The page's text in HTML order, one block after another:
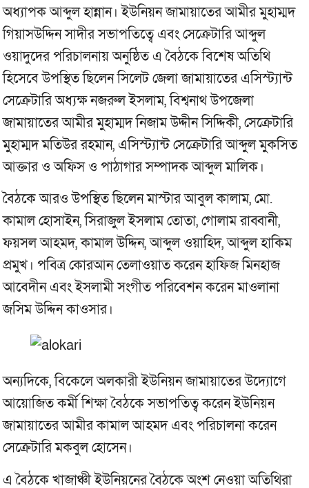
অধ্যাপক আব্দুল হান্নান। ইউনিয়ন জামায়াতের আমীর মুহাম্মদ
গিয়াসউদ্দিন সাদীর সভাপতিত্বে এবং সেক্রেটারি আব্দুল
ওয়াদুদের পরিচালনায় অনুষ্ঠিত এ বৈঠকে বিশেষ অতিথি
হিসেবে উপস্থিত ছিলেন সিলেট জেলা জামায়াতের এসিস্ট্যান্ট
সেক্রেটারি অধ্যক্ষ নজরুল ইসলাম, বিশ্বনাথ উপজেলা
জামায়াতের আমীর মুহাম্মদ নিজাম উদ্দীন সিদ্দিকী, সেক্রেটারি
মুহাম্মদ মতিউর রহমান, এসিস্ট্যান্ট সেক্রেটারি আব্দুল মুকসিত
আক্তার ও অফিস ও পাঠাগার সম্পাদক আব্দুল মালিক।
বৈঠকে আরও উপস্থিত ছিলেন মাস্টার আবুল কালাম, মো.
কামাল হোসাইন, সিরাজুল ইসলাম তোতা, গোলাম রাব্বানী,
ফয়সল আহমদ, কামাল উদ্দিন, আব্দুল ওয়াহিদ, আব্দুল হাকিম
প্রমুখ। পবিত্র কোরআন তেলাওয়াত করেন হাফিজ মিনহাজ
আবেদীন এবং ইসলামী সংগীত পরিবেশন করেন মাওলানা
জসিম উদ্দিন কাওসার।
অন্যদিকে, বিকেলে অলকারী ইউনিয়ন জামায়াতের উদ্যোগে
আয়োজিত কর্মী শিক্ষা বৈঠকে সভাপতিত্ব করেন ইউনিয়ন
জামায়াতের আমীর কামাল আহমদ এবং পরিচালনা করেন
সেক্রেটারি মকবুল হোসেন।
এ বৈঠকে খাজাঞ্চী ইউনিয়নের বৈঠকে অংশ নেওয়া অতিথিরা